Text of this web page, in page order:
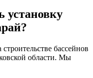
установку
бассейнов
области. Мы